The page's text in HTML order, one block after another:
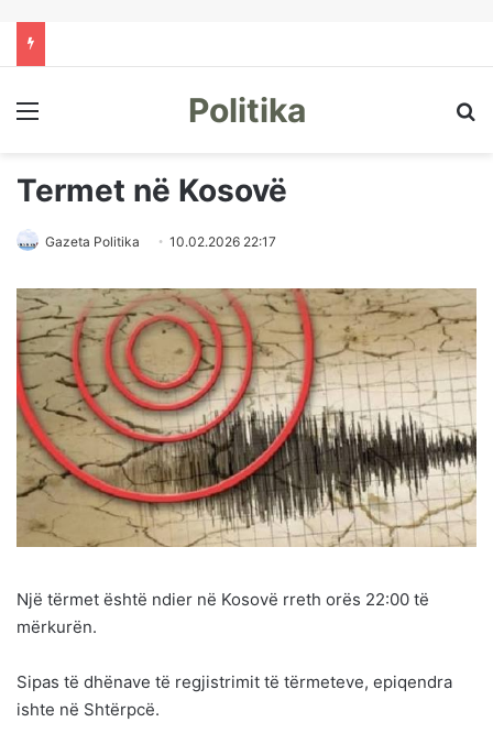
Menu Politika
Termet në Kosovë
Gazeta Politika 10.02.2026 22:17
Një tërmet është ndier në Kosovë rreth orës 22:00 të
mërkurën.
Sipas të dhënave të regjistrimit të tërmeteve, epiqendra
ishte në Shtërpcë.